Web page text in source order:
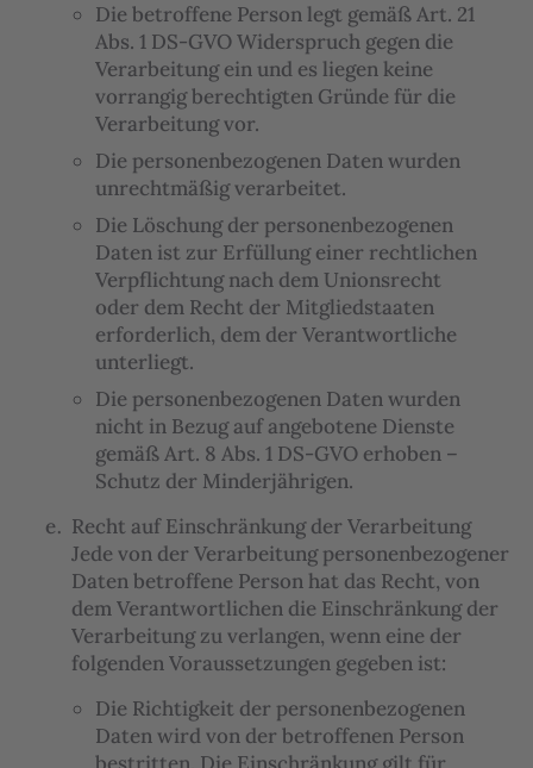
Die betroffene Person legt gemäß Art. 21
Abs. 1 DS-GVO Widerspruch gegen die
Verarbeitung ein und es liegen keine
vorrangig berechtigten Gründe für die
Verarbeitung vor.
Die personenbezogenen Daten wurden
unrechtmäßig verarbeitet.
Die Löschung der personenbezogenen
Daten ist zur Erfüllung einer rechtlichen
Verpflichtung nach dem Unionsrecht
oder dem Recht der Mitgliedstaaten
erforderlich, dem der Verantwortliche
unterliegt.
Die personenbezogenen Daten wurden
nicht in Bezug auf angebotene Dienste
gemäß Art. 8 Abs. 1 DS-GVO erhoben –
Schutz der Minderjährigen.
Recht auf Einschränkung der Verarbeitung
Jede von der Verarbeitung personenbezogener
Daten betroffene Person hat das Recht, von
dem Verantwortlichen die Einschränkung der
Verarbeitung zu verlangen, wenn eine der
folgenden Voraussetzungen gegeben ist:
Die Richtigkeit der personenbezogenen
Daten wird von der betroffenen Person